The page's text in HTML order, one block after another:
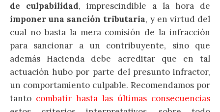
de culpabilidad, imprescindible a la hora de
imponer una sanción tributaria, y en virtud del
cual no basta la mera comisión de la infracción
para sancionar a un contribuyente, sino que
además Hacienda debe acreditar que en tal
actuación hubo por parte del presunto infractor,
un comportamiento culpable. Recomendamos por
tanto combatir hasta las últimas consecuencias